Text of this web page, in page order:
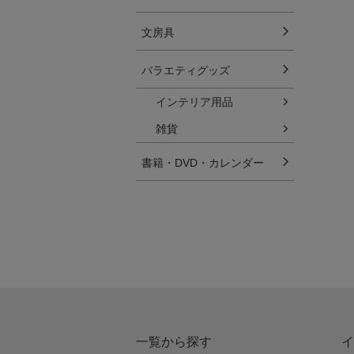
文房具
バラエティグッズ
インテリア用品
雑貨
書籍・DVD・カレンダー
一覧から探す